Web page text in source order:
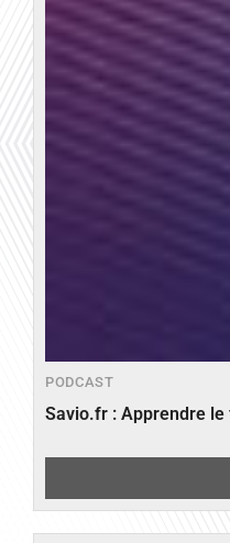
PODCAST
Savio.fr : Apprendre le